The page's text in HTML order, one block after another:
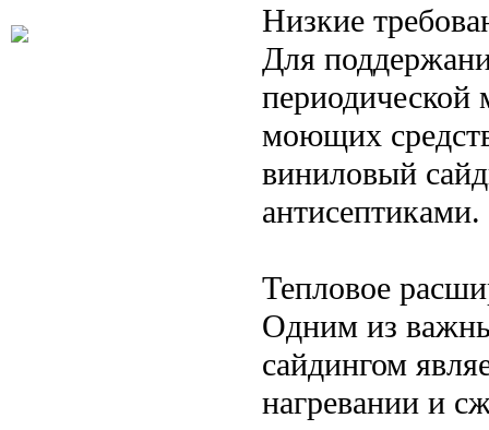
Низкие
Для
периодической
моющих
виниловый
антисептиками.
Тепловое
Одним из
сайдингом
нагревании и